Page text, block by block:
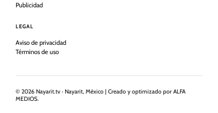
Publicidad
LEGAL
Aviso de privacidad
Términos de uso
© 2026 Nayarit.tv · Nayarit, México | Creado y optimizado por ALFA
MEDIOS.